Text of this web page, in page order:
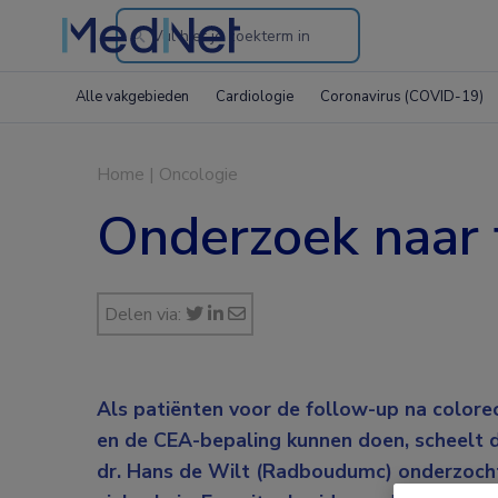
Search
the
Alle vakgebieden Cardiologie Coronavirus (COVID-19)
Home | Oncologie
Onderzoek
Delen via:
Als patiënten voor de follow-up na
en de CEA-bepaling kunnen doen,
dr. Hans de Wilt (Radboudumc)